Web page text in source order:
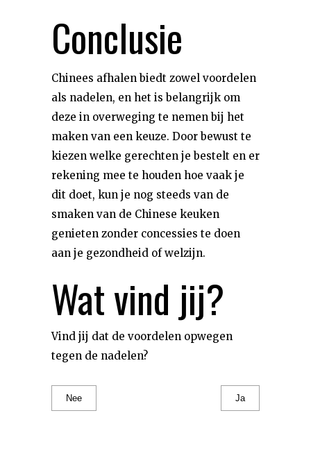
Conclusie
Chinees afhalen biedt zowel voordelen
als nadelen, en het is belangrijk om
deze in overweging te nemen bij het
maken van een keuze. Door bewust te
kiezen welke gerechten je bestelt en er
rekening mee te houden hoe vaak je
dit doet, kun je nog steeds van de
smaken van de Chinese keuken
genieten zonder concessies te doen
aan je gezondheid of welzijn.
Wat vind jij?
Vind jij dat de voordelen opwegen
tegen de nadelen?
Nee Ja